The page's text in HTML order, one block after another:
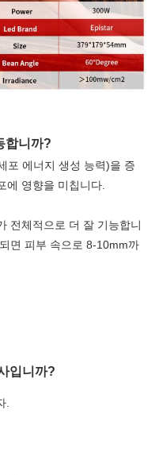
합니까?
포 에너지 생성 능력)을 증
에 영향을 미칩니다.
전체적으로 더 잘 기능합니
면 피부 속으로 8-10mm까
입니까?
.